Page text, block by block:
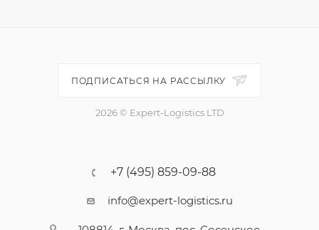
ПОДПИСАТЬСЯ НА РАССЫЛКУ
2026 © Expert-Logistics LTD
+7 (495) 859-09-88
info@expert-logistics.ru